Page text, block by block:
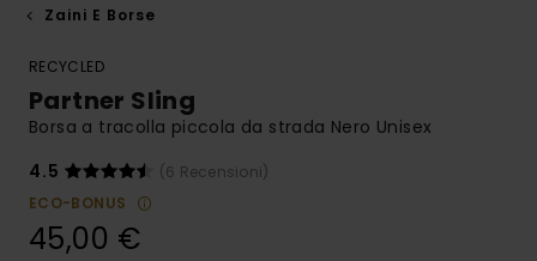
Zaini E Borse
RECYCLED
Partner Sling
Borsa a tracolla piccola da strada Nero Unisex
4.5
(6 Recensioni)
ECO-BONUS
45,00 €